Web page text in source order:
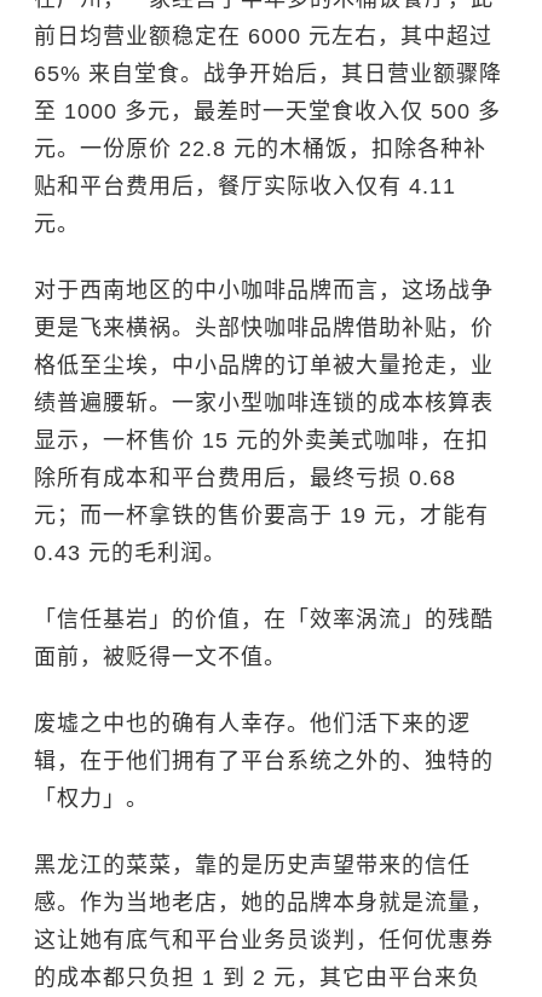
前日均营业额稳定在 6000 元左右，其中超过
65% 来自堂食。战争开始后，其日营业额骤降
至 1000 多元，最差时一天堂食收入仅 500 多
元。一份原价 22.8 元的木桶饭，扣除各种补
贴和平台费用后，餐厅实际收入仅有 4.11
元。
对于西南地区的中小咖啡品牌而言，这场战争
更是飞来横祸。头部快咖啡品牌借助补贴，价
格低至尘埃，中小品牌的订单被大量抢走，业
绩普遍腰斩。一家小型咖啡连锁的成本核算表
显示，一杯售价 15 元的外卖美式咖啡，在扣
除所有成本和平台费用后，最终亏损 0.68
元；而一杯拿铁的售价要高于 19 元，才能有
0.43 元的毛利润。
「信任基岩」的价值，在「效率涡流」的残酷
面前，被贬得一文不值。
废墟之中也的确有人幸存。他们活下来的逻
辑，在于他们拥有了平台系统之外的、独特的
「权力」。
黑龙江的菜菜，靠的是历史声望带来的信任
感。作为当地老店，她的品牌本身就是流量，
这让她有底气和平台业务员谈判，任何优惠券
的成本都只负担 1 到 2 元，其它由平台来负